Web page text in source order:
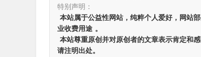
特别声明：
本站属于公益性网站，纯粹个人爱好，网站
业收费用途 。
本站尊重原创并对原创者的文章表示肯定和
请注明出处。